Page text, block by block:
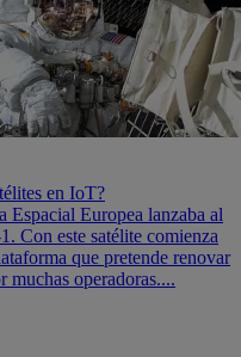
en IoT?
Espacial Europea lanzaba al
Con este satélite comienza
que pretende renovar
muchas operadoras....